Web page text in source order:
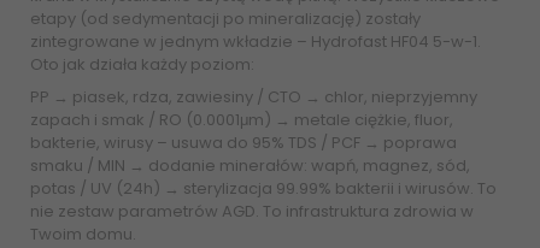
etapy (od sedymentacji po mineralizację) zostały
zintegrowane w jednym wkładzie – Hydrofast HF04 5-w-1.
Oto jak działa każdy poziom:
PP → piasek, rdza, zawiesiny / CTO → chlor, nieprzyjemny
zapach i smak / RO (0.0001μm) → metale ciężkie, fluor,
bakterie, wirusy – usuwa do 95% TDS / PCF → poprawa
smaku / MIN → dodanie minerałów: wapń, magnez, sód,
potas / UV (24h) → sterylizacja 99.99% bakterii i wirusów. To
nie zestaw parametrów AGD. To infrastruktura zdrowia w
Twoim domu.